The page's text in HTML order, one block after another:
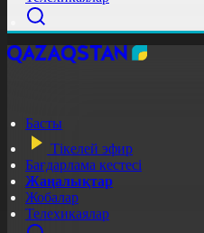
Басты
Тікелей эфир
Бағдарлама кестесі
Жаңалықтар
Жобалар
Телехикаялар